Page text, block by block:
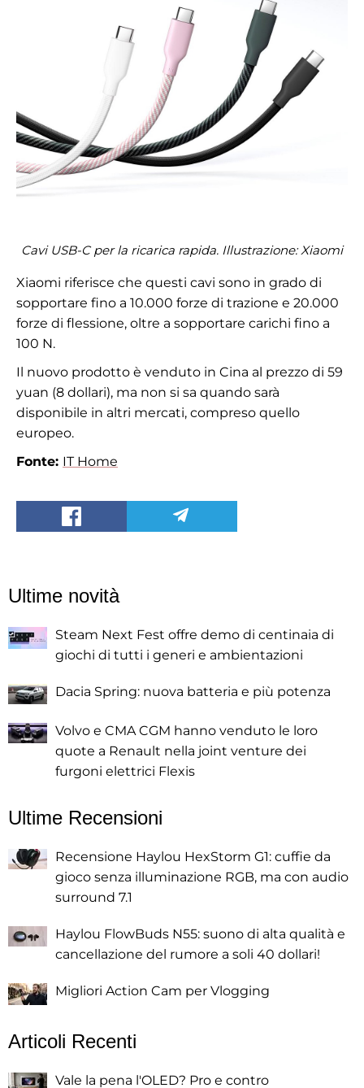
Cavi USB-C per la ricarica rapida. Illustrazione: Xiaomi
Xiaomi riferisce che questi cavi sono in grado di
sopportare fino a 10.000 forze di trazione e 20.000
forze di flessione, oltre a sopportare carichi fino a
100 N.
Il nuovo prodotto è venduto in Cina al prezzo di 59
yuan (8 dollari), ma non si sa quando sarà
disponibile in altri mercati, compreso quello
europeo.
Fonte: IT Home
Ultime novità
Steam Next Fest offre demo di centinaia di
giochi di tutti i generi e ambientazioni
Dacia Spring: nuova batteria e più potenza
Volvo e CMA CGM hanno venduto le loro
quote a Renault nella joint venture dei
furgoni elettrici Flexis
Ultime Recensioni
Recensione Haylou HexStorm G1: cuffie da
gioco senza illuminazione RGB, ma con audio
surround 7.1
Haylou FlowBuds N55: suono di alta qualità e
cancellazione del rumore a soli 40 dollari!
Migliori Action Cam per Vlogging
Articoli Recenti
Vale la pena l'OLED? Pro e contro